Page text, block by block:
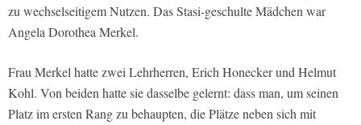
zu wechselseitigem Nutzen. Das Stasi-geschulte Mädchen war
Angela Dorothea Merkel.
Frau Merkel hatte zwei Lehrherren, Erich Honecker und Helmut
Kohl. Von beiden hatte sie dasselbe gelernt: dass man, um seinen
Platz im ersten Rang zu behaupten, die Plätze neben sich mit